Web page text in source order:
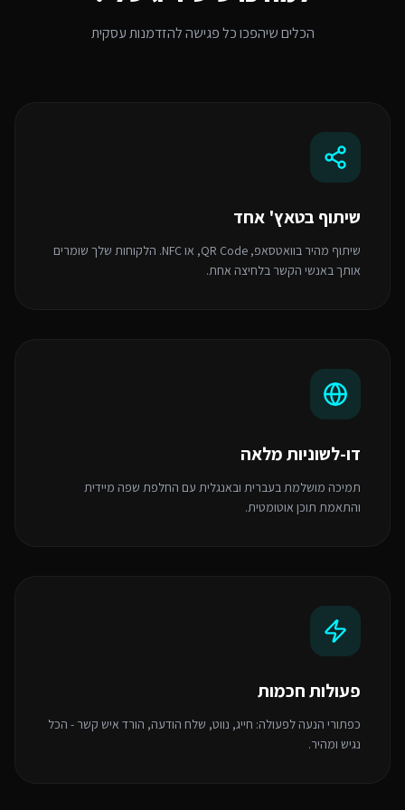
הכלים שיהפכו כל פגישה להזדמנות עסקית
שיתוף בטאץ' אחד
שיתוף מהיר בוואטסאפ, QR Code, או NFC. הלקוחות שלך שומרים
אותך באנשי הקשר בלחיצה אחת.
דו-לשוניות מלאה
תמיכה מושלמת בעברית ובאנגלית עם החלפת שפה מיידית
והתאמת תוכן אוטומטית.
פעולות חכמות
כפתורי הנעה לפעולה: חייג, נווט, שלח הודעה, הורד איש קשר - הכל
נגיש ומהיר.